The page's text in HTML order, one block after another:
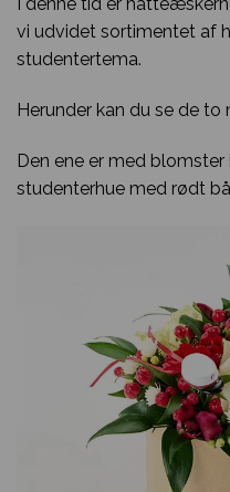
vi udvidet sortimentet af
studentertema.
Herunder kan du se de
Den ene er med
studenterhue med rødt